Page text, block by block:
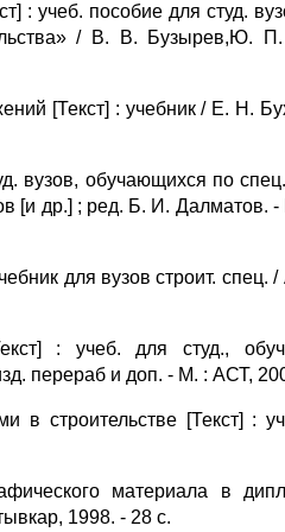
: учеб. пособие для студ.
/ В. В. Бузырев,Ю.
[Текст] : учебник / Е. Н.
вузов, обучающихся по
[и др.] ; ред. Б. И.
для вузов строит.
: учеб. для студ.,
перераб и доп. - М. : АСТ,
в строительстве [Текст] :
материала в
1998. - 28 с.